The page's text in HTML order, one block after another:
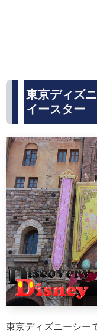
東京ディズ
イースター
東京ディズニーシー